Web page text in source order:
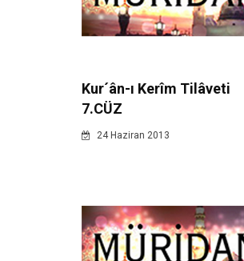
Kur´ân-ı Kerîm Tilâveti
7.CÜZ
24 Haziran 2013